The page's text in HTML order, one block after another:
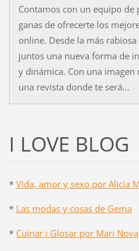
Contamos con un equipo de
ganas de ofrecerte los
online. Desde la más
juntos una nueva forma de
y dinámica. Con una
una revista donde te será...
I LOVE BLOG
* Vida, amor y sexo por Alicia
* Las modas y cosas de Gema
* Cuinar i Glosar por Mari Nova